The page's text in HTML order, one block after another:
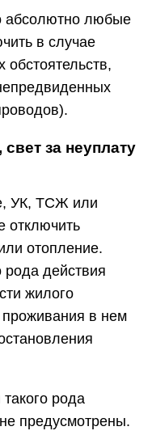
абсолютно любые
в случае
обстоятельств,
за неуплату
УК, ТСЖ или
отключить
отопление.
рода действия
жилого
в нем
рода
предусмотрены.